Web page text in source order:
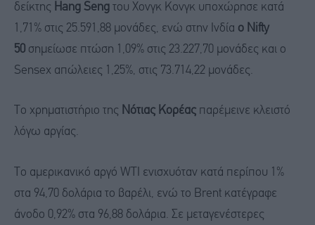
δείκτης Hang Seng του Χονγκ Κονγκ υποχώρησε κατά
1,71% στις 25.591,88 μονάδες, ενώ στην Ινδία ο Nifty
50 σημείωσε πτώση 1,09% στις 23.227,70 μονάδες και ο
Sensex απώλειες 1,25%, στις 73.714,22 μονάδες.
Το χρηματιστήριο της Νότιας Κορέας παρέμεινε κλειστό
λόγω αργίας.
Το αμερικανικό αργό WTI ενισχυόταν κατά περίπου 1%
στα 94,70 δολάρια το βαρέλι, ενώ το Brent κατέγραφε
άνοδο 0,92% στα 96,88 δολάρια. Σε μεταγενέστερες